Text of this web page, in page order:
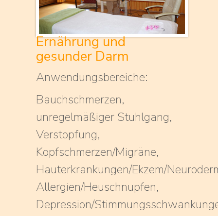
Ernährung und
gesunder Darm
Anwendungsbereiche:
Bauchschmerzen,
unregelmäßiger Stuhlgang,
Verstopfung,
Kopfschmerzen/Migräne,
Hauterkrankungen/Ekzem/
Allergien/Heuschnupfen,
Depression/